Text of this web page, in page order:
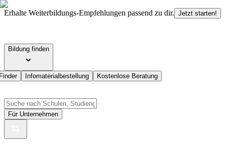
Erhalte Weiterbildungs-Empfehlungen passend zu dir. Jetzt starten!
Bildung finden
Infomaterialbestellung Kostenlose Beratung
Für Unternehmen